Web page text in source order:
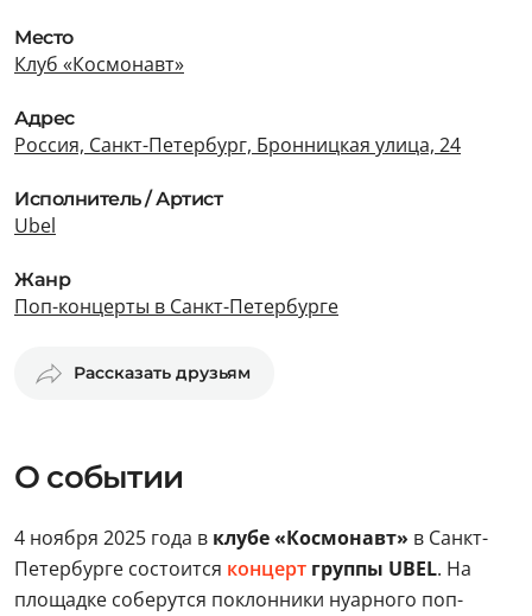
Место
Клуб «Космонавт»
Адрес
Россия, Санкт-Петербург, Бронницкая улица, 24
Исполнитель / Артист
Ubel
Жанр
Поп-концерты в Санкт-Петербурге
Рассказать друзьям
О событии
4 ноября 2025 года в клубе «Космонавт» в Санкт-
Петербурге состоится концерт группы UBEL. На
площадке соберутся поклонники нуарного поп-